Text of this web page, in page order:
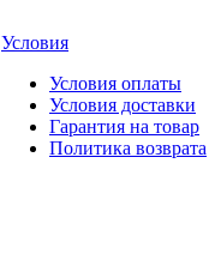
Условия
Условия оплаты
Условия доставки
Гарантия на товар
Политика возврата